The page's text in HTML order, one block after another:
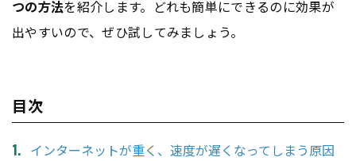
つの方法を紹介します。どれも簡単にできるのに効果が
出やすいので、ぜひ試してみましょう。
目次
インターネットが重く、速度が遅くなってしまう原因